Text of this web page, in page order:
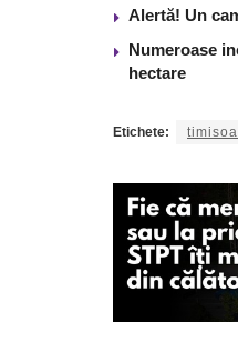
Alertă! Un
Numeroase
hectare
Etichete: